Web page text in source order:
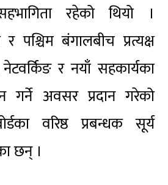
रहेको थियो ।
पश्चिम बंगालबीच प्रत्यक्ष
र नयाँ सहकार्यका
गर्ने अवसर प्रदान गरेको
वरिष्ठ प्रबन्धक सूर्य
छन् ।